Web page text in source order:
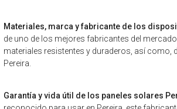
Materiales, marca y fabricante de los
de uno de los mejores fabricantes del
materiales resistentes y duraderos, así como,
Pereira.
Garantía y vida útil de los paneles solares